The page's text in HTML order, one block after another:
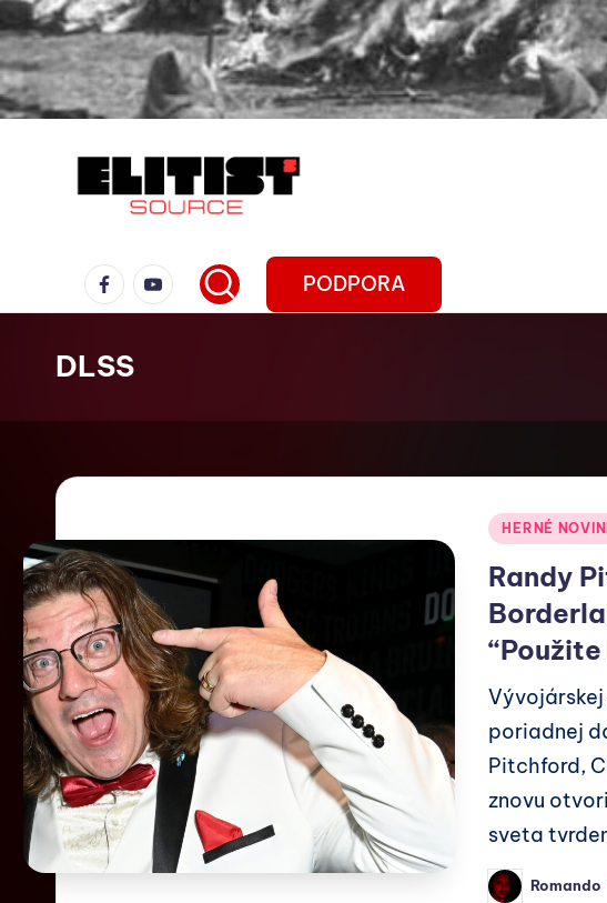
PODPORA
DLSS
HERNÉ
Randy
“Použite
poriadnej
Pitchford,
znovu
sveta
Romando